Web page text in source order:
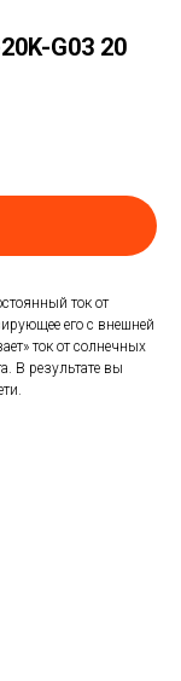
G03 20
ток от
его с внешней
ток от солнечных
В результате вы